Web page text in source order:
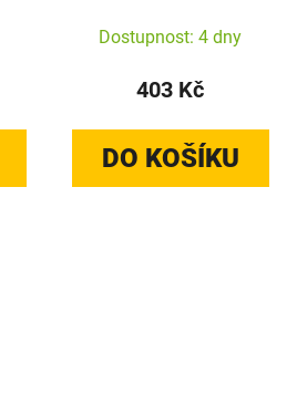
(hnědý)
Dostupnost: 4 dny
403 Kč
DO KOŠÍKU